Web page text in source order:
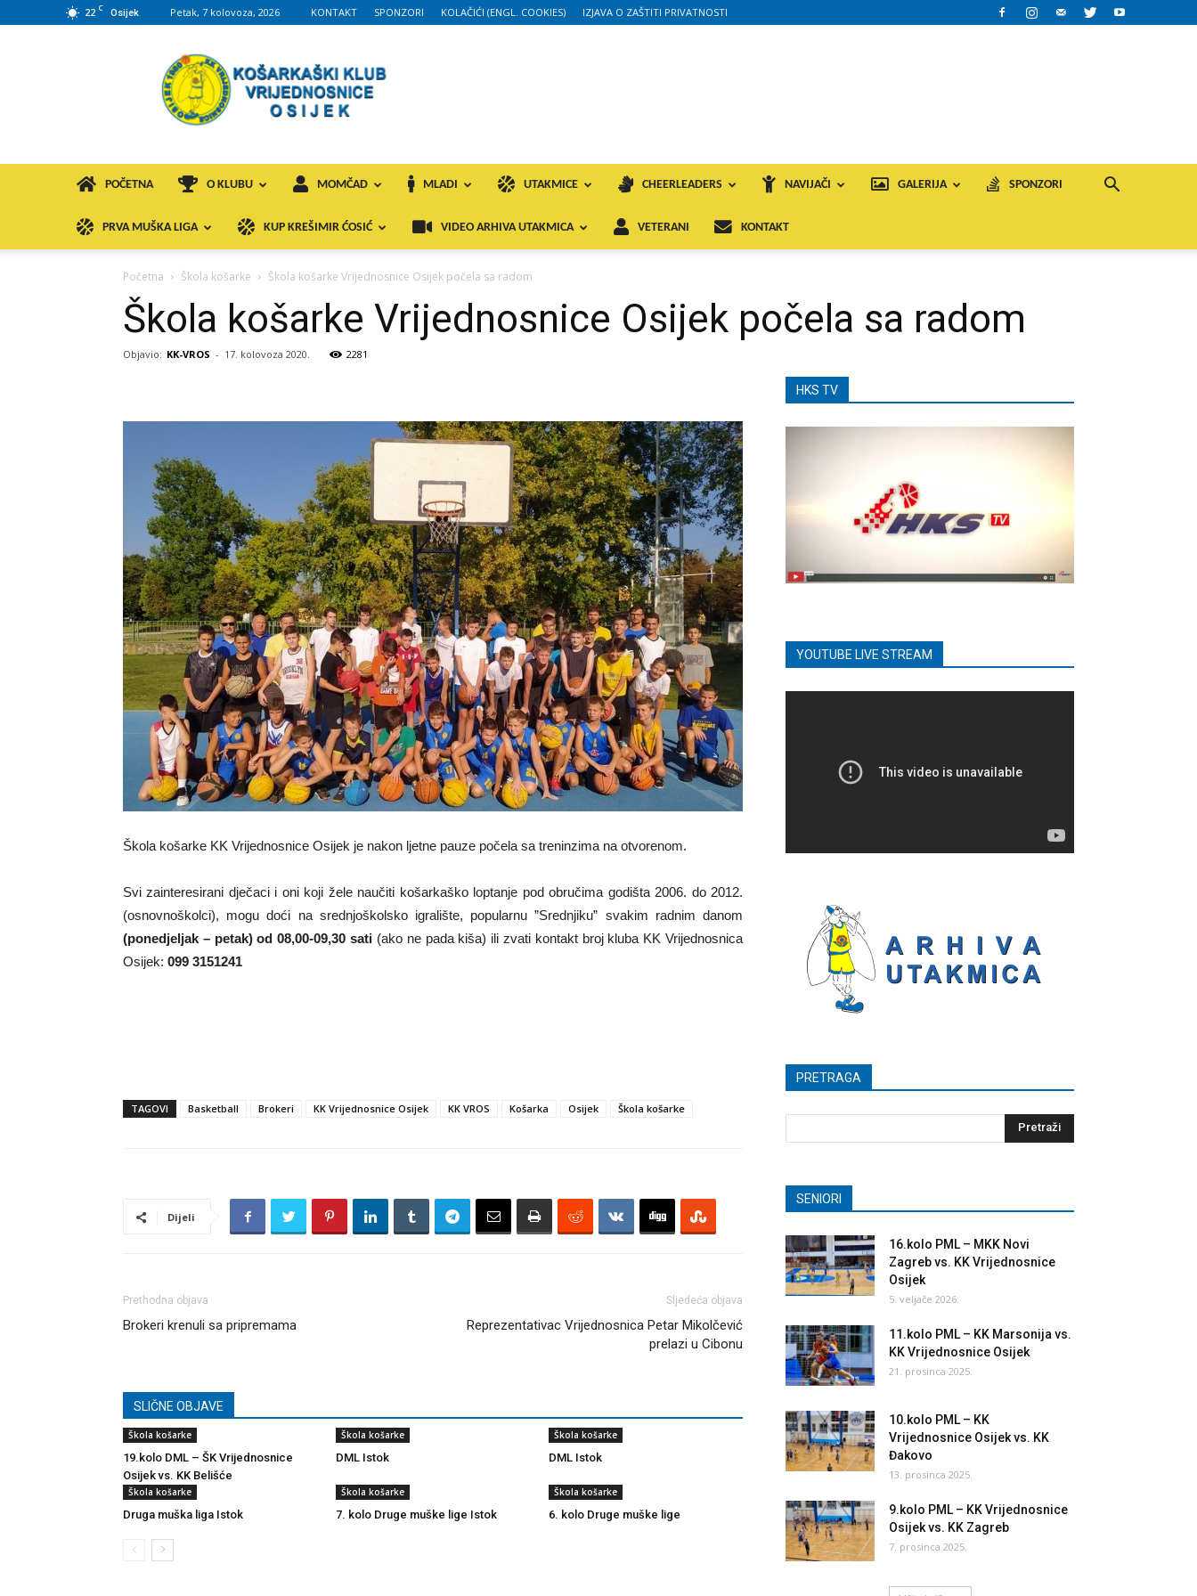
22 C Osijek Petak, 7 kolovoza, 2026 KONTAKT SPONZORI KOLAČIĆI (ENGL. COOKIES) IZJAVA O ZAŠTITI PRIVATNOSTI
KK
VROS
POČETNA O KLUBU MOMČAD MLADI UTAKMICE CHEERLEADERS NAVIJAČI GALERIJA SPONZORI
PRVA MUŠKA LIGA KUP KREŠIMIR ĆOSIĆ VIDEO ARHIVA UTAKMICA VETERANI KONTAKT
Početna Škola košarke Škola košarke Vrijednosnice Osijek počela sa radom
Škola košarke Vrijednosnice Osijek počela sa radom
Objavio: KK-VROS - 17. kolovoza 2020. 2281
Škola košarke KK Vrijednosnice Osijek je nakon ljetne pauze počela sa treninzima na otvorenom.
Svi zainteresirani dječaci i oni koji žele naučiti košarkaško loptanje pod obručima godišta 2006. do 2012.
(osnovnoškolci), mogu doći na srednjoškolsko igralište, popularnu ”Srednjiku” svakim radnim danom
(ponedjeljak – petak) od 08,00-09,30 sati (ako ne pada kiša) ili zvati kontakt broj kluba KK Vrijednosnica
Osijek: 099 3151241
TAGOVI Basketball Brokeri KK Vrijednosnice Osijek KK VROS Košarka Osijek Škola košarke
Dijeli
Prethodna objava
Brokeri krenuli sa pripremama
Sljedeća objava
Reprezentativac Vrijednosnica Petar Mikolčević
prelazi u Cibonu
SLIČNE OBJAVE
Škola košarke
19.kolo DML – ŠK Vrijednosnice
Osijek vs. KK Belišće
Škola košarke
DML Istok
Škola košarke
DML Istok
Škola košarke
Druga muška liga Istok
Škola košarke
7. kolo Druge muške lige Istok
Škola košarke
6. kolo Druge muške lige
HKS TV
YOUTUBE LIVE STREAM
PRETRAGA
SENIORI
16.kolo PML – MKK Novi
Zagreb vs. KK Vrijednosnice
Osijek
5. veljače 2026.
11.kolo PML – KK Marsonija vs.
KK Vrijednosnice Osijek
21. prosinca 2025.
10.kolo PML – KK
Vrijednosnice Osijek vs. KK
Đakovo
13. prosinca 2025.
9.kolo PML – KK Vrijednosnice
Osijek vs. KK Zagreb
7. prosinca 2025.